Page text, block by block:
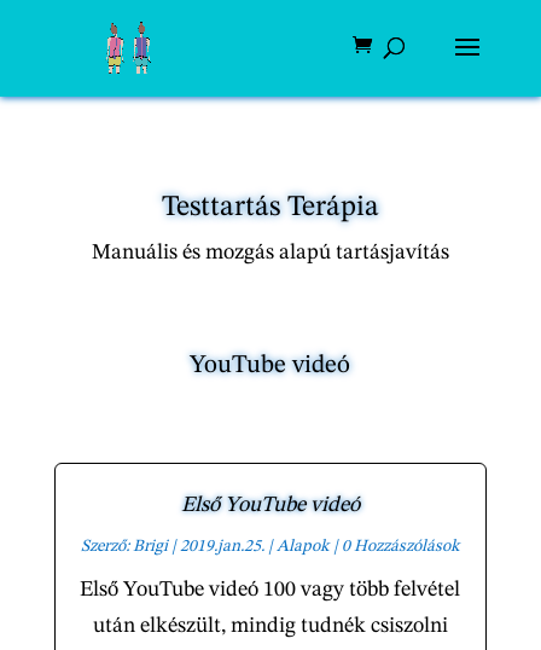
Testtartás Terápia
Manuális és mozgás alapú tartásjavítás
YouTube videó
Első YouTube videó
Szerző:Brigi|2019.jan.25.|Alapok| 0 Hozzászólások
Első YouTube videó 100 vagy több felvétel
után elkészült, mindig tudnék csiszolni